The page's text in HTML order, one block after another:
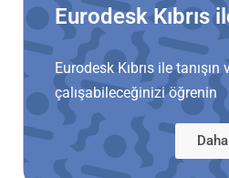
Eurodesk Kıbrıs
Eurodesk Kıbrıs ile
çalışabileceğinizi öğrenin